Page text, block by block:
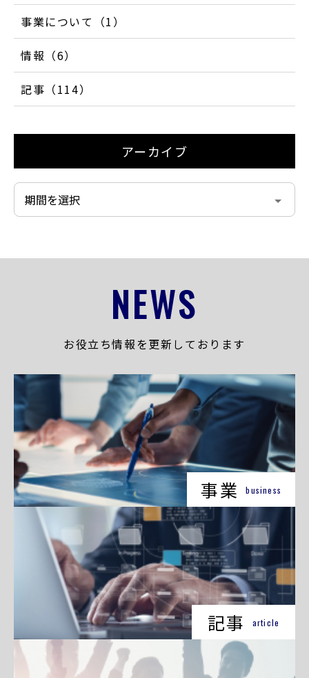
事業について（1）
情報（6）
記事（114）
アーカイブ
NEWS
お役立ち情報を更新しております
事業 business
記事 article